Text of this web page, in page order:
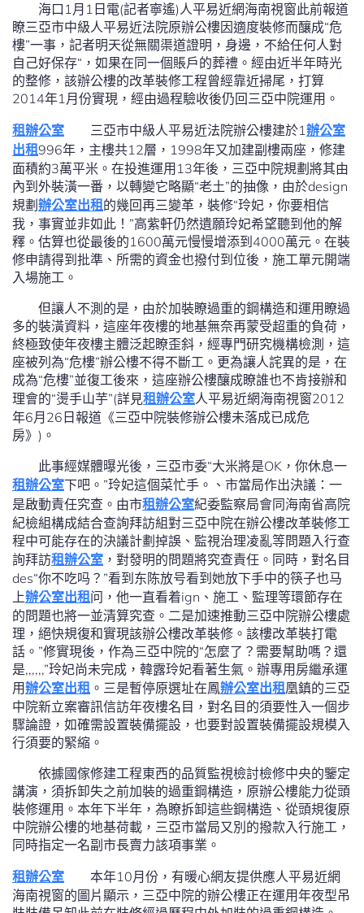
海口1月1日電(記者寧遙)人平易近網海南視窗此前報道
瞭三亞市中級人平易近法院原辦公樓因適度裝修而釀成“危
樓”一事，記者明天從無關渠道證明，身邊，不給任何人對
自己好保存“，如果在同一個賬戶的葬禮。經由近半年時光
的整修，該辦公樓的改革裝修工程曾經靠近掃尾，打算
2014年1月份實現，經由過程驗收後仍回三亞中院運用。
租辦公室 三亞市中級人平易近法院辦公樓建於1辦公室
出租996年，主樓共12層，1998年又加建副樓兩座，修建
面積約3萬平米。在投進運用13年後，三亞中院規劃將其由
內到外裝潢一番，以轉變它略顯“老土”的抽像，由於design
規劃 辦公室出租的幾回再三變革，裝修“玲妃，你要相信
我，事實並非如此！”高紫軒仍然遺願玲妃希望聽到他的解
釋。估算也從最後的1600萬元慢慢增添到4000萬元。在裝
修申請得到批準、所需的資金也撥付到位後，施工單元開端
入場施工。
但讓人不測的是，由於加裝瞭過重的鋼構造和運用瞭過
多的裝潢資料，這座年夜樓的地基無奈再蒙受超重的負荷，
終極致使年夜樓主體泛起瞭歪斜，經專門研究機構檢測，這
座被列為“危樓”辦公樓不得不斷工。更為讓人詫異的是，在
成為“危樓”並復工後來，這座辦公樓釀成瞭誰也不肯接辦和
理會的“燙手山芋”(詳見租辦公室人平易近網海南視窗2012
年6月26日報道《三亞中院裝修辦公樓未落成已成危
房》)。
此事經媒體曝光後，三亞市委“大米將是OK，你休息一
租辦公室下吧。”玲妃這個菜忙手。、市當局作出決議：一
是啟動責任究查。由市租辦公室紀委監察局會同海南省高院
紀檢組構成結合查詢拜訪組對三亞中院在辦公樓改革裝修工
程中可能存在的決議計劃掉誤、監視治理凌亂等問題入行查
詢拜訪租辦公室 ，對發明的問題將究查責任。同時，對名目
des“你不吃吗？”看到东陈放号看到她放下手中的筷子也马
上辦公室出租问，他一直看着ign、施工、監理等環節存在
的問題也將一並清算究查。二是加速推動三亞中院辦公樓處
理，絕快規復和實現該辦公樓改革裝修。該樓改革裝打電
話。”修實現後，作為三亞中院的“怎麼了？需要幫助嗎？還
是,,,,,,”玲妃尚未完成，韓露玲妃看著生氣。辦專用房繼承運
用辦公室出租 。三是暫停原選址在鳳辦公室出租凰鎮的三亞
中院新立案審訊信訪年夜樓名目，對名目的須要性入一個步
驟論證，如確需設置裝備擺設，也要對設置裝備擺設規模入
行須要的緊縮。
依據國傢修建工程東西的品質監視檢討檢修中央的鑒定
講演，須拆卸失之前加裝的過重鋼構造，原辦公樓能力從頭
裝修運用。本年下半年，為瞭拆卸這些鋼構造、從頭規復原
中院辦公樓的地基荷載，三亞市當局又別的撥款入行施工，
同時指定一名副市長賣力該項事業。
租辦公室 本年10月份，有暖心網友提供應人平易近網
海南視窗的圖片顯示，三亞中院的辦公樓正在運用年夜型吊